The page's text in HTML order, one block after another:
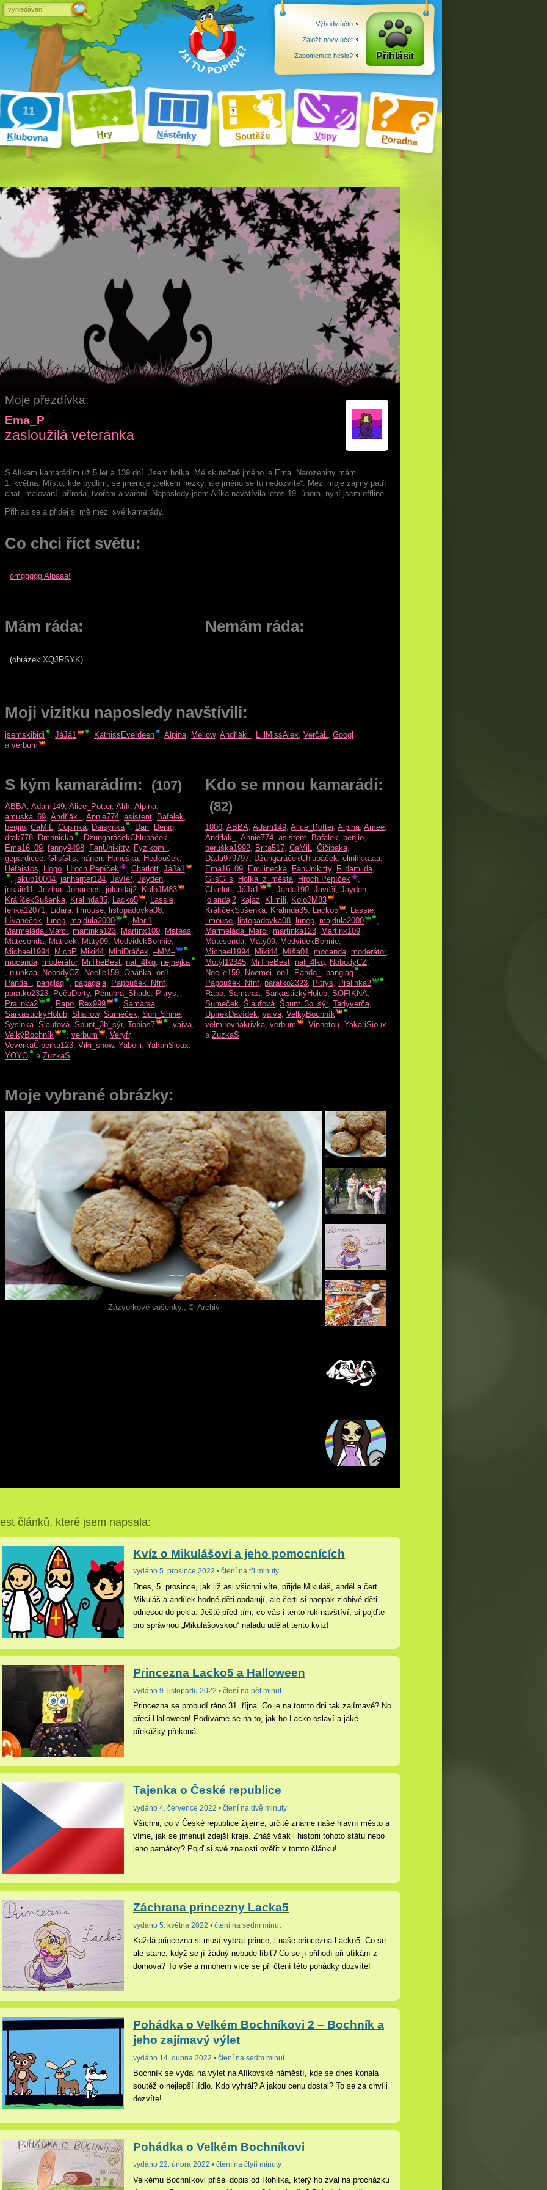
Klubovna Hry Nástěnky Soutěže Vtipy Poradna
Výhody účtu
Založit nový účet
Zapomenuté heslo? Přihlásit
Moje přezdívka:
Ema_P
zasloužilá veteránka
S Alíkem kamarádím už 5 let a 139 dní. Jsem holka. Mé skutečné jméno je Ema. Narozeniny mám
1. května. Místo, kde bydlím, se jmenuje „celkem hezky, ale jméno se tu nedozvíte“. Mezi moje zájmy patří
chat, malování, příroda, tvoření a vaření. Naposledy jsem Alíka navštívila letos 19. února, nyní jsem offline.
Přihlas se a přidej si mě mezi své kamarády.
Co chci říct světu:
omggggg Alpaaa!
Mám ráda:
(obrázek XQJRSYK)
Nemám ráda:
Moji vizitku naposledy navštívili:
jsemskibidi ,JáJá1 KatnissEverdeen ,Alpina Mellow,Ändřläk_ LillMissAlex ,VerčaL ,Googl
a verbum
S kým kamarádím: (107)
ABBA, Adam149, Alice_Potter, Alík, Alpina,
amuska_69, Ändřläk_ , Annie774, asistent, Bafalek,
benjio, CaMiL, Copinka, Daisynka , Dari, Deniq,
drak778, Drchnička , DžungaráčekChlupáček,
Ema16_09, fanny9498, FanUnikitty, Fyzikomil ,
gepardicee, GlisGlis, hänen, Hanuška, Heďoušek,
Héfaistos, Hogo, Hroch Pepíček , Charlott, JáJá1
,jakub10004,janharper124,Javíéř,Jayden,
jessie11, Jezina, Johannes, jolandaj2, KoloJM83
,
KrálíčekSušenka, Kralinda35, Lacko5 , Lassie,
lenka12071, Lidara, limouse, listopadovka08,
Lívaneček, lunep, majdula2000 , Mari1,
Marmeláda_Marci, martinka123, Martinx109, Mateas,
Matesonda, Matisek, Maty09, MedvidekBonnie,
Michael1994, MichP, Miki44, MiniDráček, –MM–
,
mocanda, moderátor, MrTheBest, nat_4lkq, nejnejka
, niunkaa, NobodyCZ, Noelle159, Oháňka, on1,
Panda_ , panglaq ,papagaja, Papoušek_Nfnf,
paratko2323, PečuDorty, Penubra_Shade, Pitrys,
Pralinka2
, Rapo, Rex999 , Samaraa,
SarkastickýHolub, Shallow, Sumeček, Sun_Shine,
Sysinka, Šlaufová, Špunt_3b_sýr, Tobias7 , vaiva,
VelkýBochník
, verbum , Veryfr,
VeverkaČiperka123, Viki_show, Yaboiii, YakariSioux,
YOYO
aZuzkaS
Kdo se mnou kamarádí:
(82)
1000, ABBA, Adam149, Alice_Potter, Alpina, Amee,
Ändřläk_ , Annie774, asistent, Bafalek, benjio,
beruška1992, Brita517, CaMiL, Čičibaka,
Dáda979797, DžungaráčekChlupáček, elinkkkaaa,
Ema16_09, Emilinecka, FanUnikitty, Fildamilda,
GlisGlis, Holka_z_města, Hroch Pepíček
,
Charlott, JáJá1 , Jarda190, Javíéř, Jayden,
jolandaj2, kajaz, Klimili, KoloJM83
,
KrálíčekSušenka, Kralinda35, Lacko5 , Lassie,
limouse, listopadovka08, lunep, majdula2000
,
Marmeláda_Marci, martinka123, Martinx109,
Matesonda, Maty09, MedvidekBonnie,
Michael1994, Miki44, Míša01, mocanda, moderátor,
Motýl12345, MrTheBest, nat_4lkq, NobodyCZ,
Noelle159, Noemei, on1, Panda_ , panglaq
,
Papoušek_Nfnf, paratko2323, Pitrys, Pralinka2
,
Rapo, Samaraa, SarkastickýHolub, SOFIKNA,
Sumeček, Šlaufová, Špunt_3b_sýr, Tadyverča,
UpírekDavídek, vaiva, VelkýBochník
,
velmirovnakrivka, verbum , Vinnetou, YakariSioux
a ZuzkaS
Moje vybrané obrázky:
Zázvorkové sušenky., © Archiv
článků, které jsem napsala:
Kvíz o Mikulášovi a jeho pomocnících
vydáno 5. prosince 2022 • čtení na tři minuty
Dnes, 5. prosince, jak již asi všichni víte, přijde Mikuláš, anděl a čert.
Mikuláš a andílek hodné děti obdarují, ale čerti si naopak zlobivé děti
odnesou do pekla. Ještě před tím, co vás i tento rok navštíví, si pojďte
pro správnou „Mikulášovskou“ náladu udělat tento kvíz!
Princezna Lacko5 a Halloween
vydáno 9. listopadu 2022 • čtení na pět minut
Princezna se probudí ráno 31. října. Co je na tomto dni tak zajímavé? No
přeci Halloween! Podíváme se na to, jak ho Lacko oslaví a jaké
překážky překoná.
Tajenka o České republice
vydáno 4. července 2022 • čtení na dvě minuty
Všichni, co v České republice žijeme, určitě známe naše hlavní město a
víme, jak se jmenují zdejší kraje. Znáš však i historii tohoto státu nebo
jeho památky? Pojď si své znalosti ověřit v tomto článku!
Záchrana princezny Lacka5
vydáno 5. května 2022 • čtení na sedm minut
Každá princezna si musí vybrat prince, i naše princezna Lacko5. Co se
ale stane, když se jí žádný nebude líbit? Co se jí přihodí při utíkání z
domova? To vše a mnohem více se při čtení této pohádky dozvíte!
Pohádka o Velkém Bochníkovi 2 – Bochník a
jeho zajímavý výlet
vydáno 14. dubna 2022 • čtení na sedm minut
Bochník se vydal na výlet na Alíkovské náměstí, kde se dnes konala
soutěž o nejlepší jídlo. Kdo vyhrál? A jakou cenu dostal? To se za chvíli
dozvíte!
Pohádka o Velkém Bochníkovi
vydáno 22. února 2022 • čtení na čtyři minuty
Velkému Bochníkovi přišel dopis od Rohlíka, který ho zval na procházku